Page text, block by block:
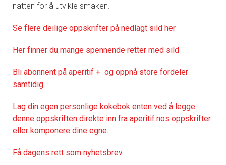
natten for å utvikle smaken.
Se flere deilige oppskrifter på nedlagt sild her
Her finner du mange spennende retter med sild
Bli abonnent på aperitif + og oppnå store fordeler
samtidig
Lag din egen personlige kokebok enten ved å legge
denne oppskriften direkte inn fra aperitif.nos oppskrifter
eller komponere dine egne.
Få dagens rett som nyhetsbrev